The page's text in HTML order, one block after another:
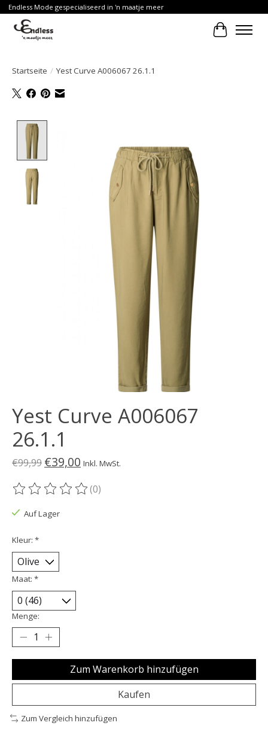
Endless Mode gespecialiseerd in 'n maatje meer
Ihr
Startseite / Yest Curve A006067 26.1.1
Yest Curve A006067
26.1.1
€99,99 €39,00 Inkl. MwSt.
Die Bewertung dieses Produkts ist
(0)
Auf Lager
Kleur: *
Maat: *
Menge:
Zum Warenkorb hinzufügen
Kaufen
Zum Vergleich hinzufügen